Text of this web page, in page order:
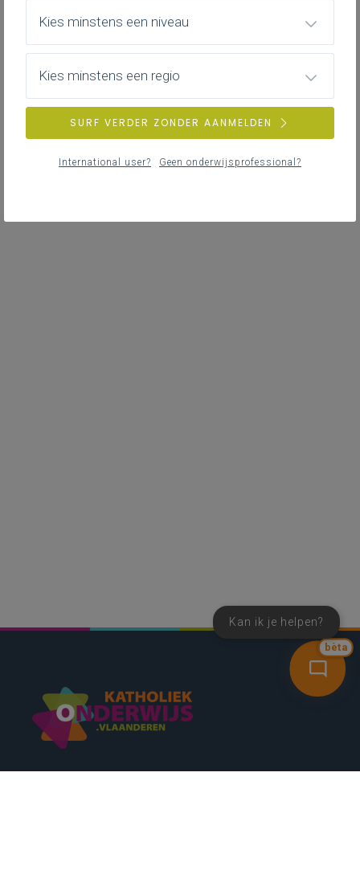
bèta
Kan ik je helpen?
Kies minstens een niveau
Kies minstens een regio
SURF VERDER ZONDER AANMELDEN
International user? Geen onderwijsprofessional?